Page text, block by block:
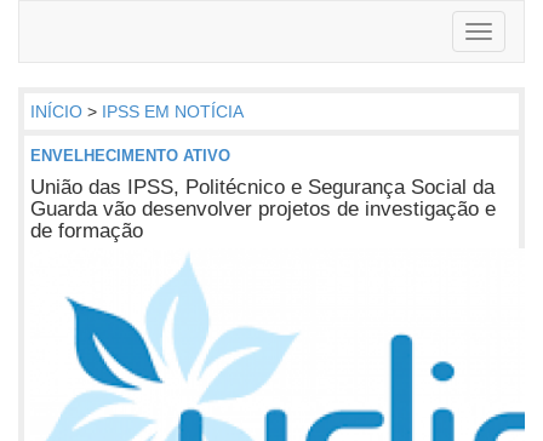
Toggle
INÍCIO > IPSS EM NOTÍCIA
ENVELHECIMENTO ATIVO
União das IPSS, Politécnico e Segurança Social da
Guarda vão desenvolver projetos de investigação e
de formação